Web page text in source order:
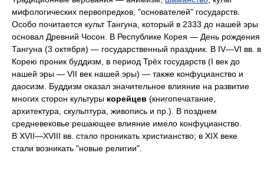
мифологических первопредков, "основателей" государств.
Особо почитается культ Тангуна, который в 2333 до нашей эры
основал Древний Чосон. В Республике Корея — День рождения
Тангуна (3 октября) — государственный праздник. В IV—VI вв. в
Корею проник буддизм, в период Трёх государств (I век до
нашей эры — VII век нашей эры) — также конфуцианство и
даосизм. Буддизм оказал значительное влияние на развитие
многих сторон культуры корейцев (книгопечатание,
архитектура, скульптура, живопись и пр.). В позднем
средневековье решающее влияние имело конфуцианство.
В XVII—XVIII вв. стало проникать христианство; в XIX веке
стали возникать "новые религии".